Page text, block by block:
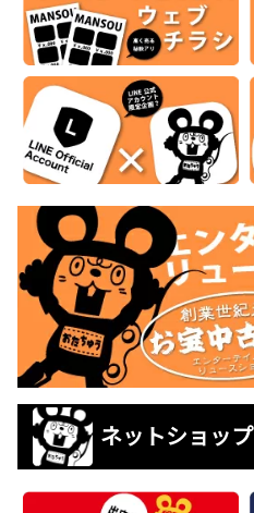
ネットショップ